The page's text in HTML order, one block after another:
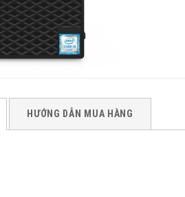
HƯỚNG DẪN MUA HÀNG